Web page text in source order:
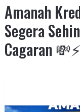
Amanah
Segera
Cagaran 💸⚡